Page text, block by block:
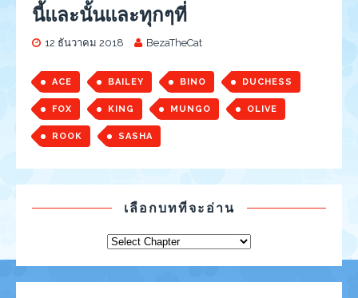
นี้และนั้นและทุกๆที่
12 ธันวาคม 2018 BezaTheCat
ACE BAILEY BINO DUCHESS
FOX KING MUNGO OLIVE
ROOK SASHA
เลือกบทที่จะอ่าน